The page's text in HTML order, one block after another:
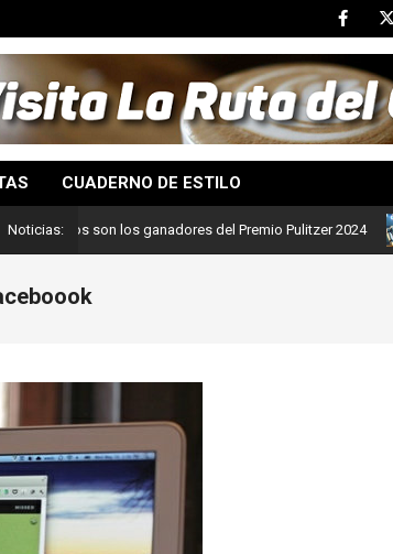
CUADERNO DE ESTILO
Noticias:son los ganadores del Premio Pulitzer 2024